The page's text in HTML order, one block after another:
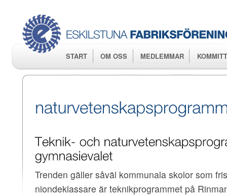
START OM OSS MEDLEMMAR
Trenden gäller såväl kommunala skolor som
niondeklassare är teknikprogrammet på